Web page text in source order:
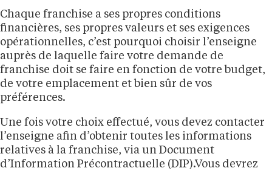
Chaque franchise a ses propres conditions
financières, ses propres valeurs et ses exigences
opérationnelles, c’est pourquoi choisir l’enseigne
auprès de laquelle faire votre demande de
franchise doit se faire en fonction de votre budget,
de votre emplacement et bien sûr de vos
préférences.
Une fois votre choix effectué, vous devez contacter
l’enseigne afin d’obtenir toutes les informations
relatives à la franchise, via un Document
d’Information Précontractuelle (DIP).Vous devrez